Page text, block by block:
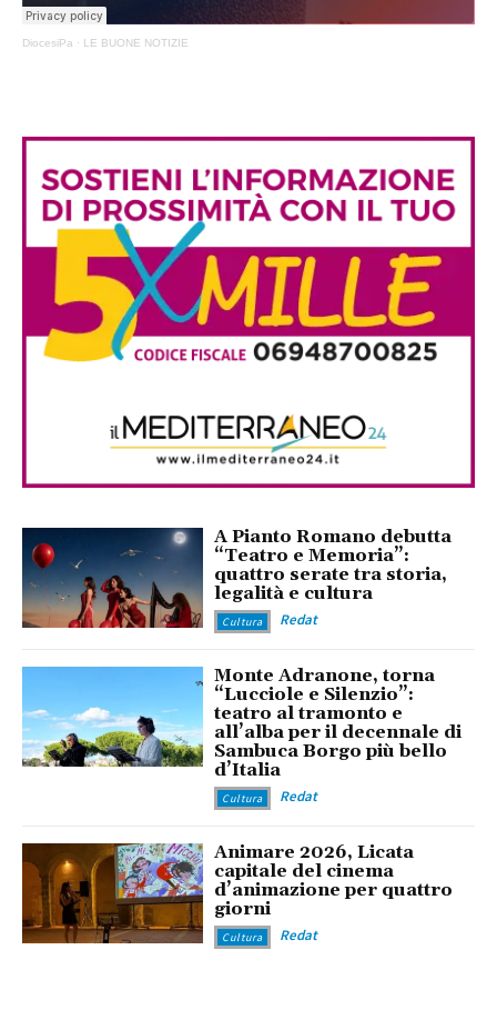
DiocesiPa · LE BUONE NOTIZIE
A Pianto Romano debutta
“Teatro e Memoria”:
quattro serate tra storia,
legalità e cultura
Cultura Redat
Monte Adranone, torna
“Lucciole e Silenzio”:
teatro al tramonto e
all’alba per il decennale di
Sambuca Borgo più bello
d’Italia
Cultura Redat
Animare 2026, Licata
capitale del cinema
d’animazione per quattro
giorni
Cultura Redat